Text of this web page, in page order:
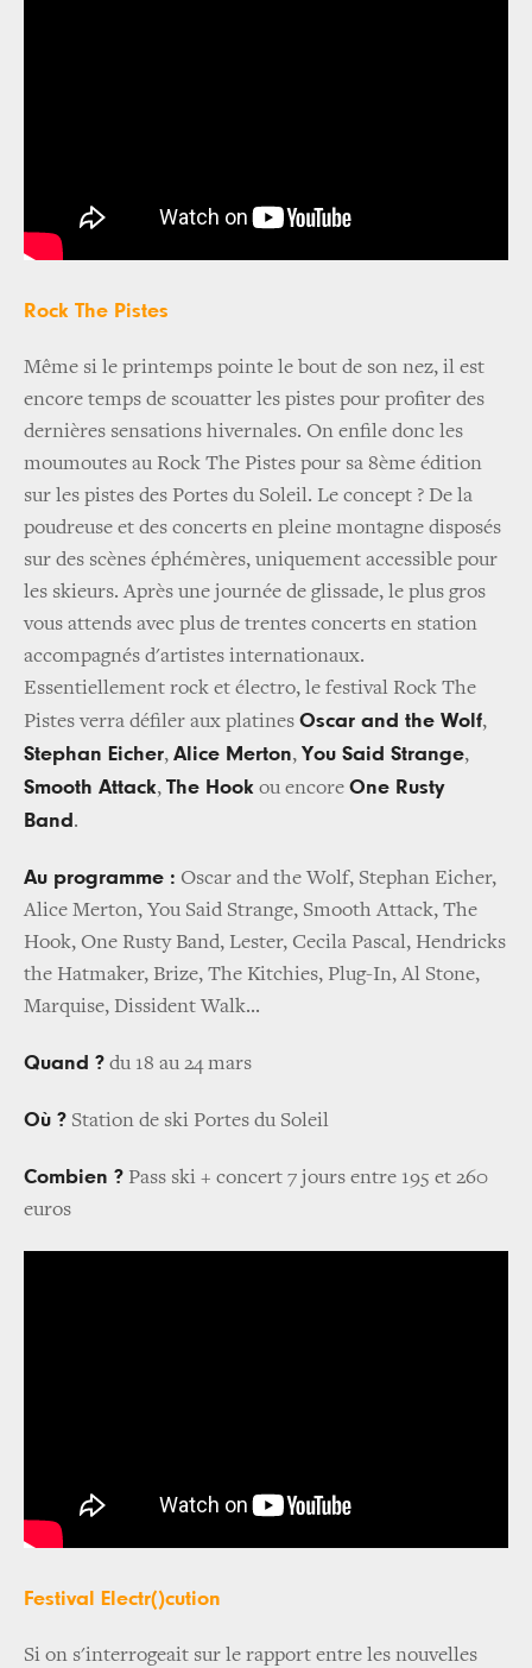
Rock The Pistes
Même si le printemps pointe le bout de son nez, il est
encore temps de scouatter les pistes pour profiter des
dernières sensations hivernales. On enfile donc les
moumoutes au Rock The Pistes pour sa 8ème édition
sur les pistes des Portes du Soleil. Le concept ? De la
poudreuse et des concerts en pleine montagne disposés
sur des scènes éphémères, uniquement accessible pour
les skieurs. Après une journée de glissade, le plus gros
vous attends avec plus de trentes concerts en station
accompagnés d'artistes internationaux.
Essentiellement rock et électro, le festival Rock The
Pistes verra défiler aux platines Oscar and the Wolf,
Stephan Eicher, Alice Merton, You Said Strange,
Smooth Attack, The Hook ou encore One Rusty
Band .
Au programme : Oscar and the Wolf, Stephan Eicher,
Alice Merton, You Said Strange, Smooth Attack, The
Hook, One Rusty Band, Lester, Cecila Pascal, Hendricks
the Hatmaker, Brize, The Kitchies, Plug-In, Al Stone,
Marquise, Dissident Walk...
Quand ? du 18 au 24 mars
Où ? Station de ski Portes du Soleil
Combien ? Pass ski + concert 7 jours entre 195 et 260
euros
Festival Electr()cution
Si on s'interrogeait sur le rapport entre les nouvelles